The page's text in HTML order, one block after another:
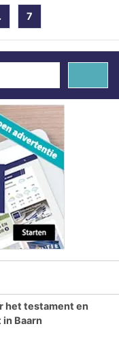
7
het testament en
Baarn